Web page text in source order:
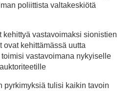
poliittista valtakeskiötä
kehittyä vastavoimaksi sionistien
kehittämässä uutta
vastavoimana nykyiselle
pyrkimyksiä tulisi kaikin tavoin